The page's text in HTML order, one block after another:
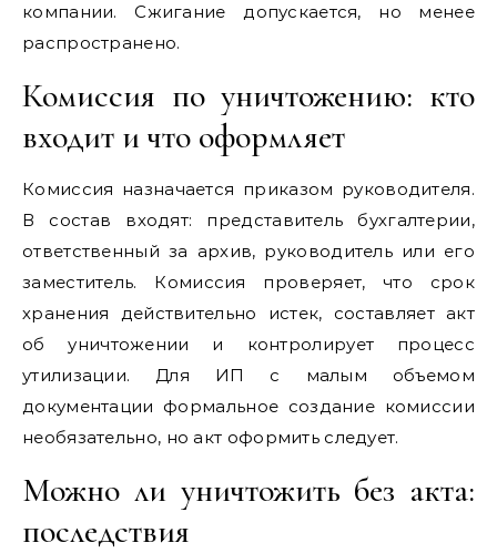
компании. Сжигание допускается, но менее
распространено.
Комиссия по уничтожению: кто
входит и что оформляет
Комиссия назначается приказом руководителя.
В состав входят: представитель бухгалтерии,
ответственный за архив, руководитель или его
заместитель. Комиссия проверяет, что срок
хранения действительно истек, составляет акт
об уничтожении и контролирует процесс
утилизации. Для ИП с малым объемом
документации формальное создание комиссии
необязательно, но акт оформить следует.
Можно ли уничтожить без акта:
последствия